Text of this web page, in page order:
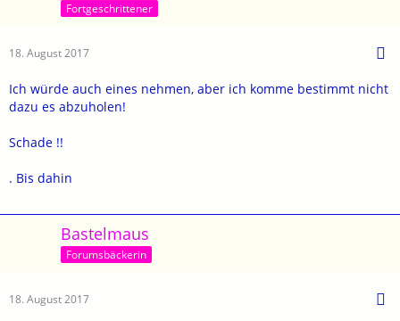
Fortgeschrittener
18. August 2017
Ich würde auch eines nehmen, aber ich komme bestimmt nicht
dazu es abzuholen!
Schade !!
. Bis dahin
Bastelmaus
Forumsbäckerin
18. August 2017